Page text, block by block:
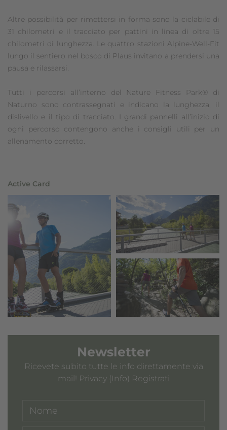
Altre possibilità per rimettersi in forma sono la ciclabile di
31 chilometri e il tracciato per pattini in linea di oltre 15
chilometri di lunghezza. Le quattro stazioni Alpine-Well-Fit
lungo il sentiero nel bosco di Plaus invitano a prendersi una
pausa e rilassarsi.
Tutti i percorsi all’interno del Nature Fitness Park® di
Naturno sono contrassegnati e indicano la lunghezza, il
dislivello e il tipo di tracciato. I grandi pannelli all’inizio di
ogni percorso contengono anche i consigli utili per un
allenamento corretto.
Active Card
Newsletter
Ricevete subito tutte le info direttamente via
mail! Privacy (Info) Registrati